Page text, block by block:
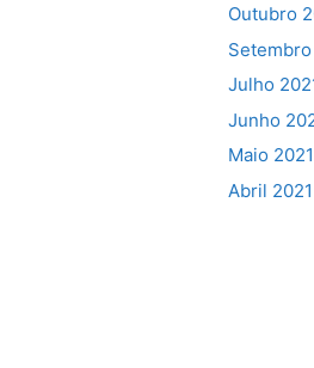
Outubro
Setembro
Julho
Junho
Maio 2021
Abril 2021